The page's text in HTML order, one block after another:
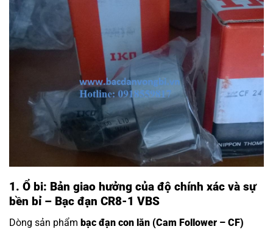
1. Ổ bi: Bản giao hưởng của độ chính xác và sự
bền bỉ – Bạc đạn CR8-1 VBS
Dòng sản phẩm bạc đạn con lăn (Cam Follower – CF)